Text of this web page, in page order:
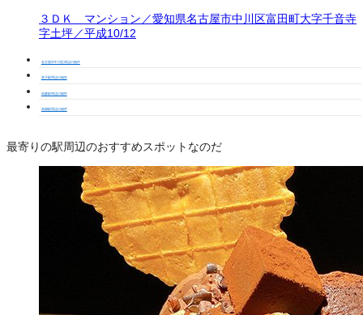
３ＤＫ マンション／愛知県名古屋市中川区富田町大字千音寺
字土坪／平成10/12
名古屋市中川区周辺の物件
荒子駅周辺の物件
烏森駅周辺の物件
高畑駅周辺の物件
最寄りの駅周辺のおすすめスポットなのだ